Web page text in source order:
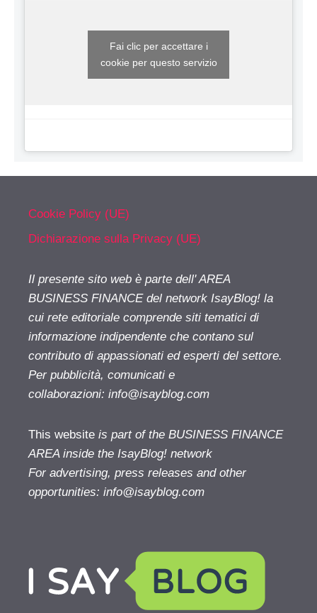
Fai clic per accettare i
cookie per questo servizio
Cookie Policy (UE)
Dichiarazione sulla Privacy (UE)
Il presente sito web è parte dell' AREA
BUSINESS FINANCE del network IsayBlog! la
cui rete editoriale comprende siti tematici di
informazione indipendente che contano sul
contributo di appassionati ed esperti del settore.
Per pubblicità, comunicati e
collaborazioni: info@isayblog.com
This website is part of the BUSINESS FINANCE
AREA inside the IsayBlog! network
For advertising, press releases and other
opportunities: info@isayblog.com